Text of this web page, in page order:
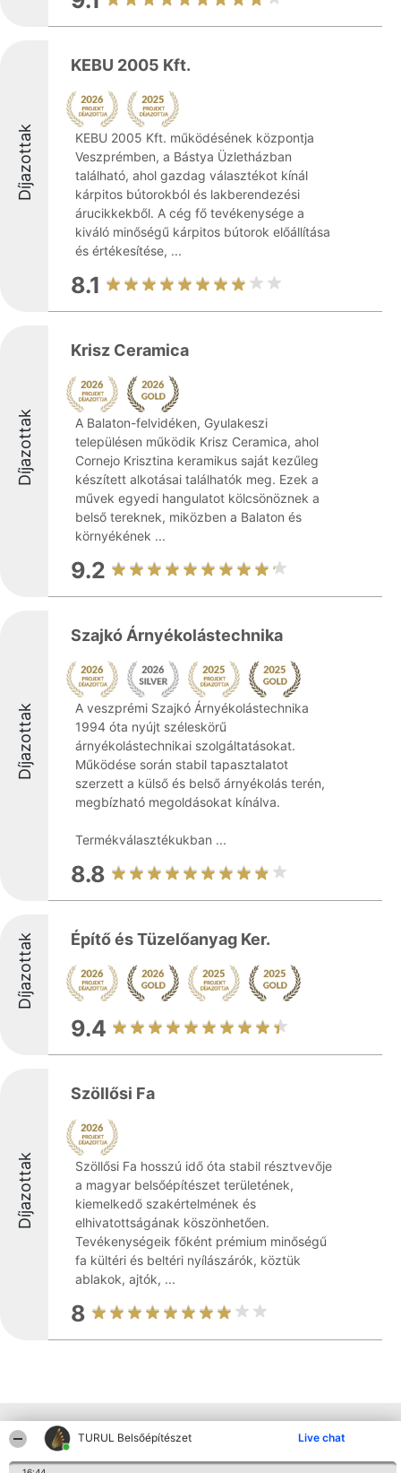
TURUL Belsőépítészet Live chat
Díjazottak
KEBU 2005 Kft.
KEBU 2005 Kft. működésének központja
Veszprémben, a Bástya Üzletházban
található, ahol gazdag választékot kínál
kárpitos bútorokból és lakberendezési
árucikkekből. A cég fő tevékenysége a
kiváló minőségű kárpitos bútorok előállítása
és értékesítése, ...
8.1
Díjazottak
Krisz Ceramica
A Balaton-felvidéken, Gyulakeszi
településen működik Krisz Ceramica, ahol
Cornejo Krisztina keramikus saját kezűleg
készített alkotásai találhatók meg. Ezek a
művek egyedi hangulatot kölcsönöznek a
belső tereknek, miközben a Balaton és
környékének ...
9.2
Díjazottak
Szajkó Árnyékolástechnika
A veszprémi Szajkó Árnyékolástechnika
1994 óta nyújt széleskörű
árnyékolástechnikai szolgáltatásokat.
Működése során stabil tapasztalatot
szerzett a külső és belső árnyékolás terén,
megbízható megoldásokat kínálva.
Termékválasztékukban ...
8.8
Díjazottak Építő és Tüzelőanyag Ker.
9.4
Díjazottak
Szöllősi Fa
Szöllősi Fa hosszú idő óta stabil résztvevője
a magyar belsőépítészet területének,
kiemelkedő szakértelmének és
elhivatottságának köszönhetően.
Tevékenységeik főként prémium minőségű
fa kültéri és beltéri nyílászárók, köztük
ablakok, ajtók, ...
8
Más cégek a környéken